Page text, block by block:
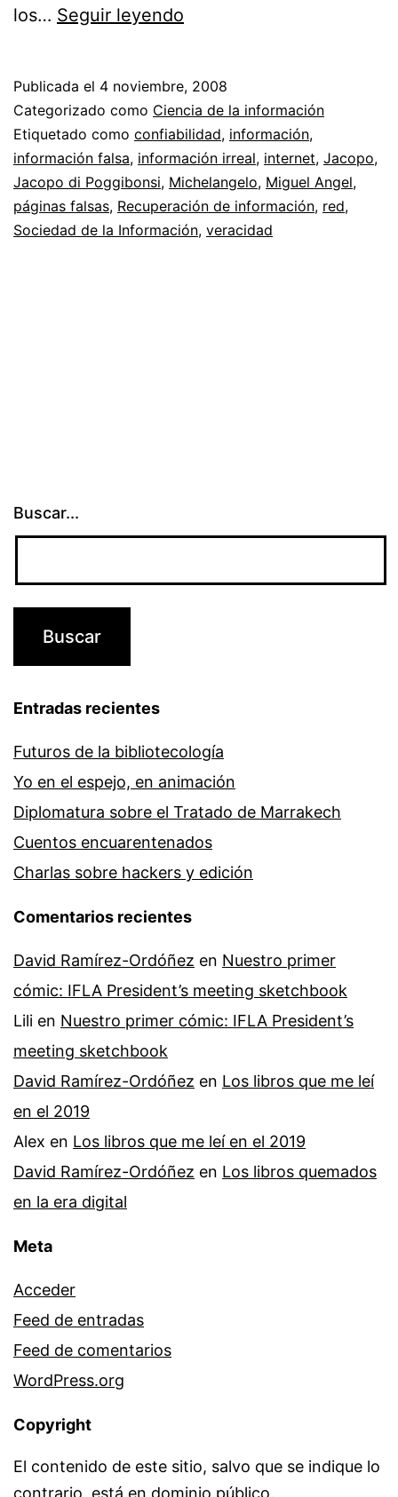
los… Seguir leyendo
en
internet
//
El
día
Publicada el 4 noviembre, 2008
Categorizado como Ciencia de la información
Etiquetado como confiabilidad, información,
información falsa, información irreal, internet, Jacopo,
Jacopo di Poggibonsi, Michelangelo, Miguel Angel,
páginas falsas, Recuperación de información, red,
Sociedad de la Información, veracidad
Buscar...
Entradas recientes
Futuros de la bibliotecología
Yo en el espejo, en animación
Diplomatura sobre el Tratado de Marrakech
Cuentos encuarentenados
Charlas sobre hackers y edición
Comentarios recientes
David Ramírez-Ordóñez en Nuestro primer
cómic: IFLA President’s meeting sketchbook
Lili en Nuestro primer cómic: IFLA President’s
meeting sketchbook
David Ramírez-Ordóñez en Los libros que me leí
en el 2019
Alex en Los libros que me leí en el 2019
David Ramírez-Ordóñez en Los libros quemados
en la era digital
Meta
Acceder
Feed de entradas
Feed de comentarios
WordPress.org
Copyright
El contenido de este sitio, salvo que se indique lo